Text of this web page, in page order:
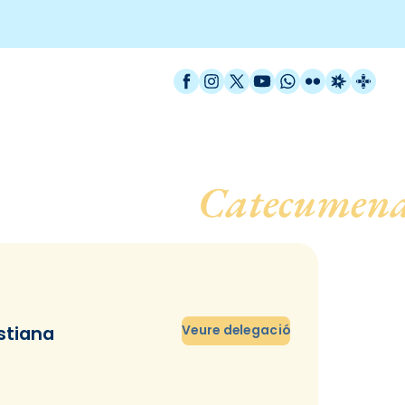
Facebook
Instagram
X / Twitter
YouTube
WhatsApp
FlickrRadio
Veure delegació